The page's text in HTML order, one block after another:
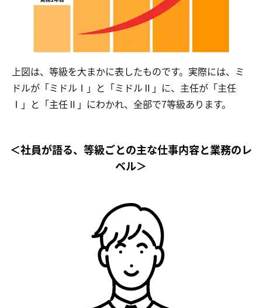
上図は、等級を大まかに表したものです。実際には、ミ
ドルが「ミドルⅠ」と「ミドルⅡ」に、主任が「主任
Ⅰ」と「主任Ⅱ」にわかれ、全部で7等級あります。
＜社員が語る、等級ごとの主な仕事内容と業務のレ
ベル＞